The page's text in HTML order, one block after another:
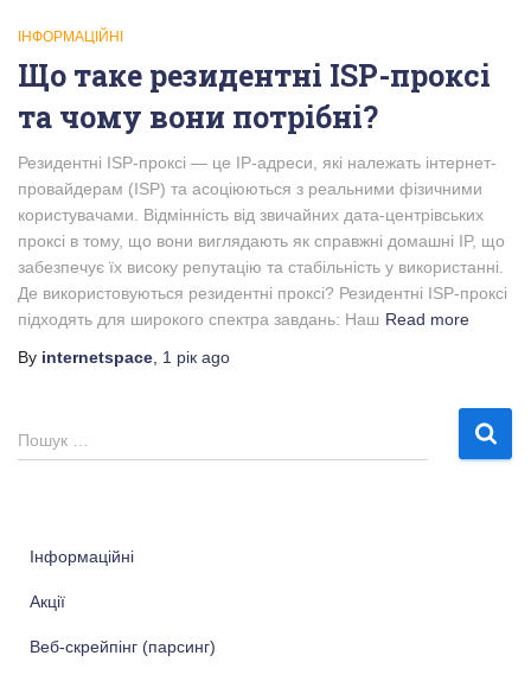
ІНФОРМАЦІЙНІ
Що таке резидентні ISP-проксі
та чому вони потрібні?
Резидентні ISP-проксі — це IP-адреси, які належать інтернет-
провайдерам (ISP) та асоціюються з реальними фізичними
користувачами. Відмінність від звичайних дата-центрівських
проксі в тому, що вони виглядають як справжні домашні IP, що
забезпечує їх високу репутацію та стабільність у використанні.
Де використовуються резидентні проксі? Резидентні ISP-проксі
підходять для широкого спектра завдань: Наш Read more
By internetspace 1 рік ago
П
о
Пошук …
Інформаційні
Акції
Веб-скрейпінг (парсинг)